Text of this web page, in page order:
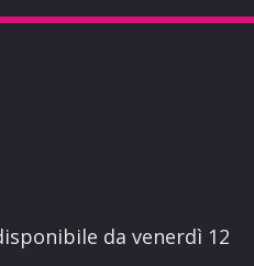
da venerdì 12